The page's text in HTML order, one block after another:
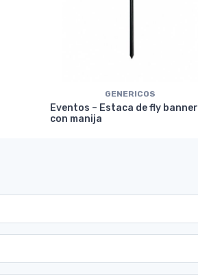
GENERICOS
Eventos – Estaca de fly banner
con manija